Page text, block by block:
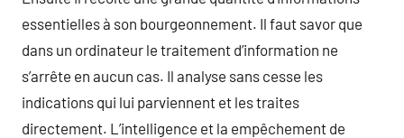
essentielles à son bourgeonnement. Il faut savor que
dans un ordinateur le traitement d’information ne
s’arrête en aucun cas. Il analyse sans cesse les
indications qui lui parviennent et les traites
directement. L’intelligence et la empêchement de